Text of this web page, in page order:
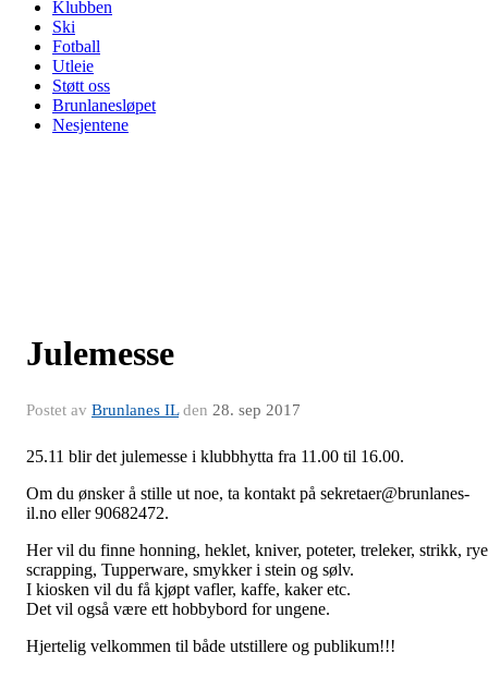
Klubben
Ski
Fotball
Utleie
Støtt oss
Brunlanesløpet
Nesjentene
Julemesse
Postet av Brunlanes ILden 28. sep 2017
25.11 blir det julemesse i klubbhytta fra 11.00 til 16.00.
Om du ønsker å stille ut noe, ta kontakt på sekretaer@brunlanes-
il.no eller 90682472.
Her vil du finne honning, heklet, kniver, poteter, treleker, strikk,
scrapping, Tupperware, smykker i stein og sølv.
I kiosken vil du få kjøpt vafler, kaffe, kaker etc.
Det vil også være ett hobbybord for ungene.
Hjertelig velkommen til både utstillere og publikum!!!